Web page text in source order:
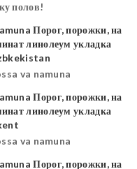
полов!
va namuna
va namuna